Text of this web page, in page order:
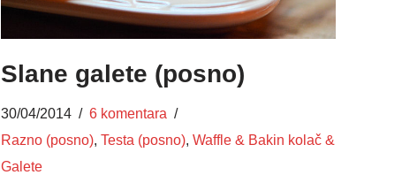
Slane galete (posno)
30/04/2014
6 komentara
Razno (posno), Testa (posno), Waffle & Bakin kolač &
Galete